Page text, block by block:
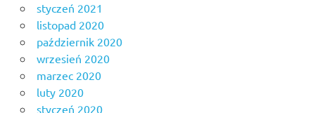
styczeń 2021
listopad 2020
październik 2020
wrzesień 2020
marzec 2020
luty 2020
styczeń 2020